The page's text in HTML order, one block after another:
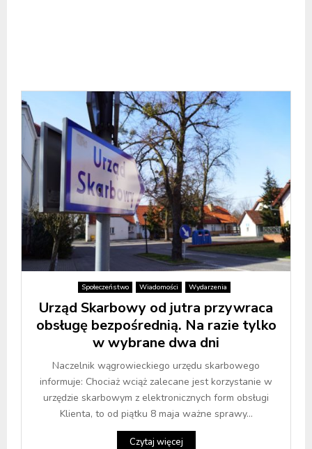
Społeczeństwo Wiadomości Wydarzenia
Urząd Skarbowy od jutra przywraca
obsługę bezpośrednią. Na razie tylko
w wybrane dwa dni
Naczelnik wągrowieckiego urzędu skarbowego
informuje: Chociaż wciąż zalecane jest korzystanie w
urzędzie skarbowym z elektronicznych form obsługi
Klienta, to od piątku 8 maja ważne sprawy...
Czytaj więcej